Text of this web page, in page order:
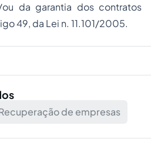
da garantia dos contratos
49, da Lei n. 11.101/2005.
de empresas